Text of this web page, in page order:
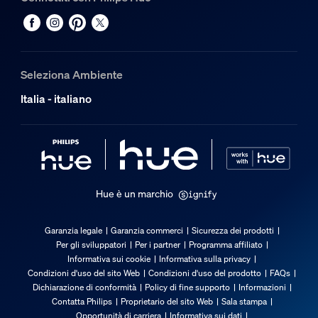
Colore
Nera
Durata
Numero di cicli di accensione e spegnimento
50.000
Durata nominale
Da -20 a +45 °C
Funzionalità aggiuntiva/accessorio
Luce spot regolabile
Non regolabile
Seleziona Ambiente
Italia - italiano
Hue è un marchio
Garanzia legale Garanzia commerci
Sicurezza dei prodotti
Per gli sviluppatori
Per i partner
Programma affiliato
Informativa sui cookie
Informativa sulla privacy
Condizioni d'uso del sito Web
Condizioni d'uso del prodotto
FAQs
Dichiarazione di conformità
Policy di fine supporto
Informazioni
Contatta Philips
Proprietario del sito Web
Sala stampa
Opportunità di carriera
Informativa sui dati